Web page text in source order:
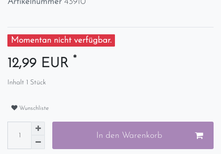
Momentan nicht verfügbar.
12,99 EUR *
Inhalt 1 Stück
Wunschliste
In den Warenkorb